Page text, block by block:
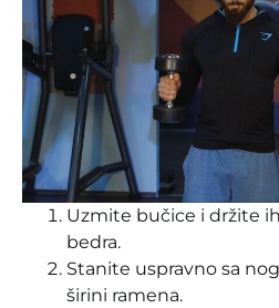
Uzmite bučice i držite
bedra.
Stanite uspravno sa
širini ramena.